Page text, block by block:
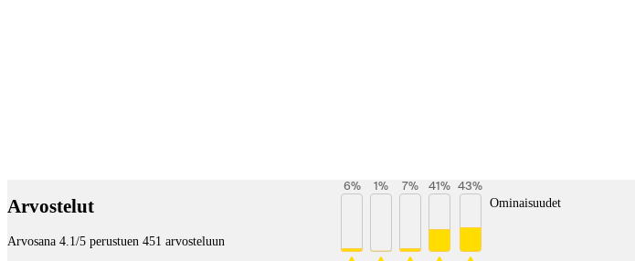
Arvostelut
Arvosana 4.1/5 perustuen 451 arvosteluun
6% 1% 7% 41% 43%
Ominaisuudet